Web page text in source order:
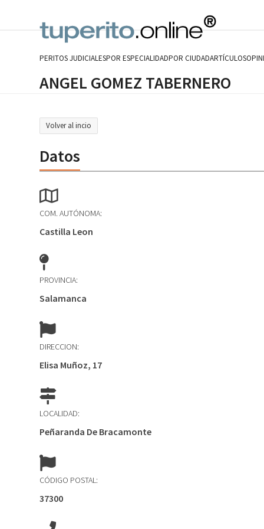
PERITOS JUDICIALESPOR ESPECIALIDADPOR CIUDADARTÍCULOS
ANGEL GOMEZ TABERNERO
Volver al incio
Datos
COM. AUTÓNOMA:
Castilla Leon
PROVINCIA:
Salamanca
DIRECCION:
Elisa Muñoz, 17
LOCALIDAD:
Peñaranda De Bracamonte
CÓDIGO POSTAL:
37300